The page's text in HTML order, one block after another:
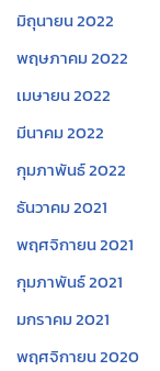
มิถุนายน 2022
พฤษภาคม 2022
เมษายน 2022
มีนาคม 2022
กุมภาพันธ์ 2022
ธันวาคม 2021
พฤศจิกายน 2021
กุมภาพันธ์ 2021
มกราคม 2021
พฤศจิกายน 2020